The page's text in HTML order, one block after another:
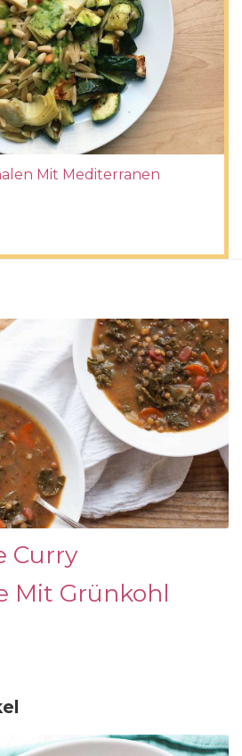
Mit Mediterranen
Curry
Mit Grünkohl